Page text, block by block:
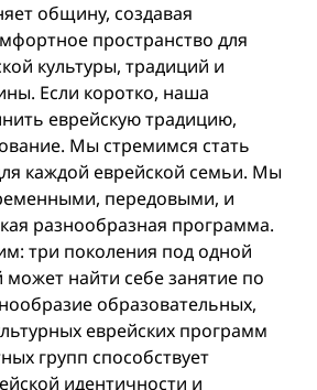
общину, создавая
пространство для
культуры, традиций и
Если коротко, наша
еврейскую традицию,
Мы стремимся стать
каждой еврейской семьи. Мы
передовыми, и
разнообразная программа.
три поколения под одной
найти себе занятие по
образовательных,
еврейских программ
групп способствует
идентичности и